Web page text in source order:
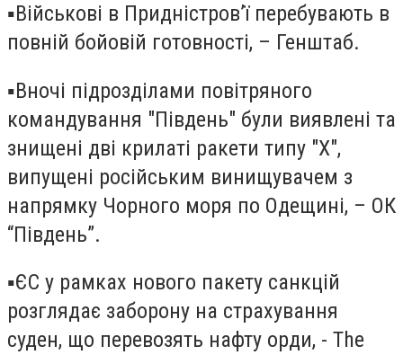
▪️Військові в Придністров’ї перебувають в
повній бойовій готовності, – Генштаб.
▪️Вночі підрозділами повітряного
командування "Південь" були виявлені та
знищені дві крилаті ракети типу "Х",
випущені російським винищувачем з
напрямку Чорного моря по Одещині, – ОК
“Південь”.
▪️ЄС у рамках нового пакету санкцій
розглядає заборону на страхування
суден, що перевозять нафту орди, - The